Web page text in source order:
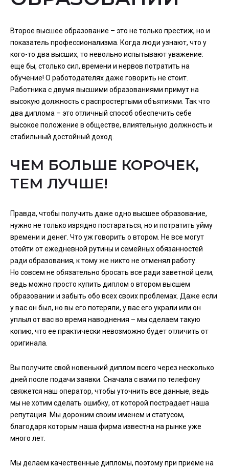
Второе высшее образование – это не только престиж, но и
показатель профессионализма. Когда люди узнают, что у
кого-то два высших, то невольно испытывают уважение:
еще бы, столько сил, времени и нервов потратить на
обучение! О работодателях даже говорить не стоит.
Работника с двумя высшими образованиями примут на
высокую должность с распростертыми объятиями. Так что
два диплома – это отличный способ обеспечить себе
высокое положение в обществе, влиятельную должность и
стабильный достойный доход.
ЧЕМ БОЛЬШЕ КОРОЧЕК,
ТЕМ ЛУЧШЕ!
Правда, чтобы получить даже одно высшее образование,
нужно не только изрядно постараться, но и потратить уйму
времени и денег. Что уж говорить о втором. Не все могут
отойти от ежедневной рутины и семейных обязанностей
ради образования, к тому же никто не отменял работу.
Но совсем не обязательно бросать все ради заветной цели,
ведь можно просто купить диплом о втором высшем
образовании и забыть обо всех своих проблемах. Даже если
у вас он был, но вы его потеряли, у вас его украли или он
уплыл от вас во время наводнения – мы сделаем такую
копию, что ее практически невозможно будет отличить от
оригинала.
Вы получите свой новенький диплом всего через несколько
дней после подачи заявки. Сначала с вами по телефону
свяжется наш оператор, чтобы уточнить все данные, ведь
мы не хотим сделать ошибку, от которой пострадает наша
репутация. Мы дорожим своим именем и статусом,
благодаря которым наша фирма известна на рынке уже
много лет.
Мы делаем качественные дипломы, поэтому при приеме на